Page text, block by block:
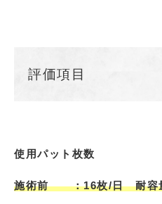
評価項目
使用パット枚数
施術前 ：16枚/日 耐容